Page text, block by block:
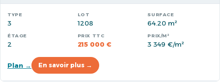
3 1208 64.20 m²
2 215 000 € 3 349 €/m²
Plan → En savoir plus →